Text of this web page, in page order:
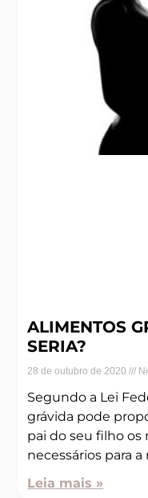
ALIMENTOS
SERIA?
28 de outubro de 2020
Segundo a Lei
grávida pode
pai do seu filho os
necessários para
Leia mais »